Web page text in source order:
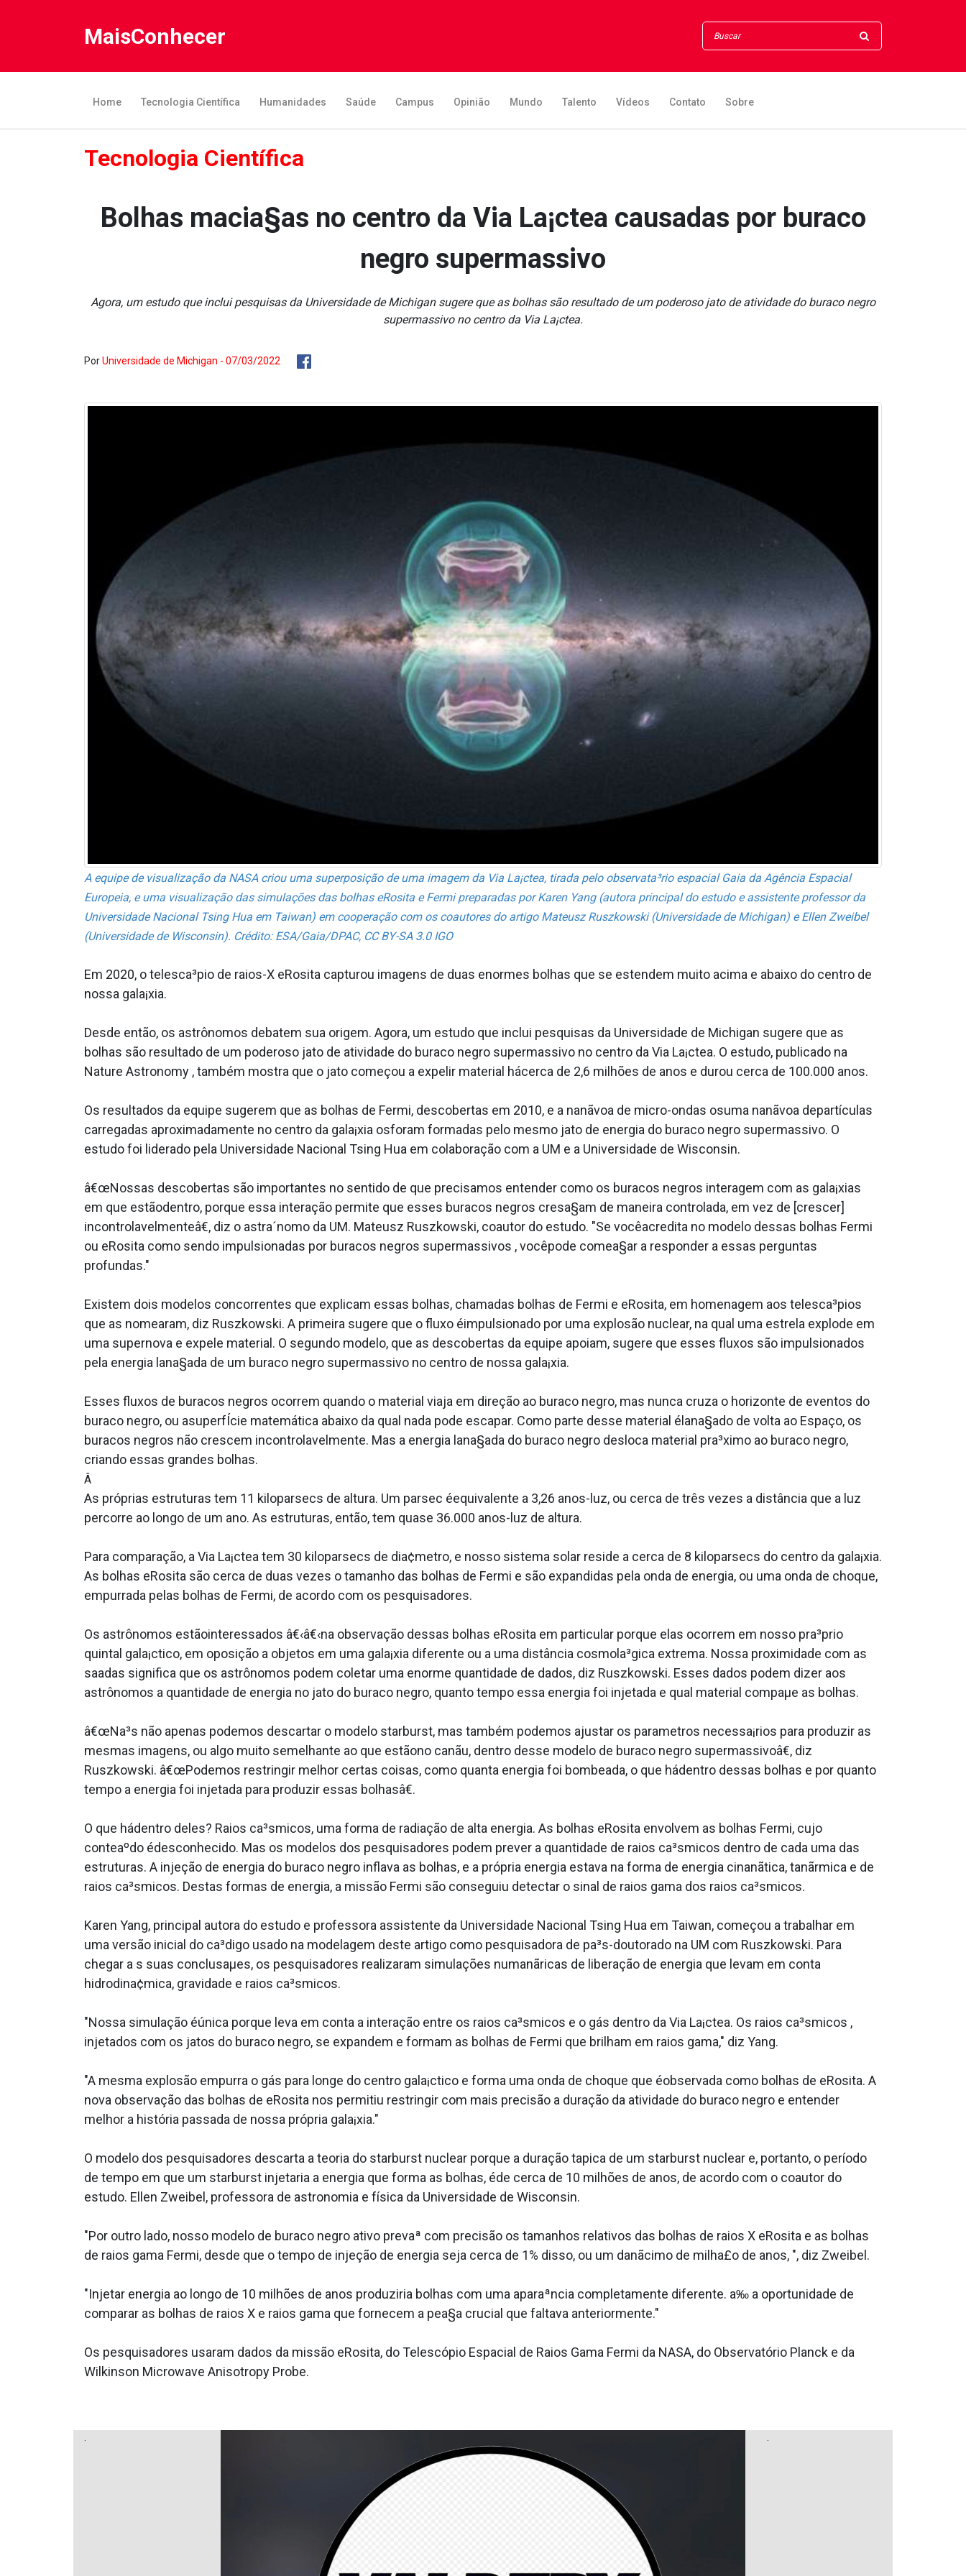
MaisConhecer
Home Tecnologia Científica Humanidades Saúde Campus Opinião Mundo Talento Vídeos Contato Sobre
Tecnologia Científica
Bolhas macia§as no centro da Via La¡ctea causadas por buraco
negro supermassivo
Agora, um estudo que inclui pesquisas da Universidade de Michigan sugere que as bolhas são resultado de um poderoso jato de atividade do buraco negro
supermassivo no centro da Via La¡ctea.
PorUniversidade de Michigan - 07/03/2022
A equipe de visualização da NASA criou uma superposição de uma imagem da Via La¡ctea, tirada pelo observata³rio espacial Gaia da Agência Espacial
Europeia, e uma visualização das simulações das bolhas eRosita e Fermi preparadas por Karen Yang (autora principal do estudo e assistente professor da
Universidade Nacional Tsing Hua em Taiwan) em cooperação com os coautores do artigo Mateusz Ruszkowski (Universidade de Michigan) e Ellen Zweibel
(Universidade de Wisconsin). Crédito: ESA/Gaia/DPAC, CC BY-SA 3.0 IGO
Em 2020, o telesca³pio de raios-X eRosita capturou imagens de duas enormes bolhas que se estendem muito acima e abaixo do centro de
nossa gala¡xia.
Desde então, os astrônomos debatem sua origem. Agora, um estudo que inclui pesquisas da Universidade de Michigan sugere que as
bolhas são resultado de um poderoso jato de atividade do buraco negro supermassivo no centro da Via La¡ctea. O estudo, publicado na
Nature Astronomy , também mostra que o jato começou a expelir material hácerca de 2,6 milhões de anos e durou cerca de 100.000 anos.
Os resultados da equipe sugerem que as bolhas de Fermi, descobertas em 2010, e a nanãvoa de micro-ondas osuma nanãvoa departículas
carregadas aproximadamente no centro da gala¡xia osforam formadas pelo mesmo jato de energia do buraco negro supermassivo. O
estudo foi liderado pela Universidade Nacional Tsing Hua em colaboração com a UM e a Universidade de Wisconsin.
â€œNossas descobertas são importantes no sentido de que precisamos entender como os buracos negros interagem com as gala¡xias
em que estãodentro, porque essa interação permite que esses buracos negros cresa§am de maneira controlada, em vez de [crescer]
incontrolavelmenteâ€, diz o astra´nomo da UM. Mateusz Ruszkowski, coautor do estudo. "Se vocêacredita no modelo dessas bolhas Fermi
ou eRosita como sendo impulsionadas por buracos negros supermassivos , vocêpode comea§ar a responder a essas perguntas
profundas."
Existem dois modelos concorrentes que explicam essas bolhas, chamadas bolhas de Fermi e eRosita, em homenagem aos telesca³pios
que as nomearam, diz Ruszkowski. A primeira sugere que o fluxo éimpulsionado por uma explosão nuclear, na qual uma estrela explode em
uma supernova e expele material. O segundo modelo, que as descobertas da equipe apoiam, sugere que esses fluxos são impulsionados
pela energia lana§ada de um buraco negro supermassivo no centro de nossa gala¡xia.
Esses fluxos de buracos negros ocorrem quando o material viaja em direção ao buraco negro, mas nunca cruza o horizonte de eventos do
buraco negro, ou asuperfÍcie matemática abaixo da qual nada pode escapar. Como parte desse material élana§ado de volta ao Espaço, os
buracos negros não crescem incontrolavelmente. Mas a energia lana§ada do buraco negro desloca material pra³ximo ao buraco negro,
criando essas grandes bolhas.
Â
As próprias estruturas tem 11 kiloparsecs de altura. Um parsec éequivalente a 3,26 anos-luz, ou cerca de três vezes a distância que a luz
percorre ao longo de um ano. As estruturas, então, tem quase 36.000 anos-luz de altura.
Para comparação, a Via La¡ctea tem 30 kiloparsecs de dia¢metro, e nosso sistema solar reside a cerca de 8 kiloparsecs do centro da gala¡xia.
As bolhas eRosita são cerca de duas vezes o tamanho das bolhas de Fermi e são expandidas pela onda de energia, ou uma onda de choque,
empurrada pelas bolhas de Fermi, de acordo com os pesquisadores.
Os astrônomos estãointeressados â€‹â€‹na observação dessas bolhas eRosita em particular porque elas ocorrem em nosso pra³prio
quintal gala¡ctico, em oposição a objetos em uma gala¡xia diferente ou a uma distância cosmola³gica extrema. Nossa proximidade com as
saa­das significa que os astrônomos podem coletar uma enorme quantidade de dados, diz Ruszkowski. Esses dados podem dizer aos
astrônomos a quantidade de energia no jato do buraco negro, quanto tempo essa energia foi injetada e qual material compaµe as bolhas.
â€œNa³s não apenas podemos descartar o modelo starburst, mas também podemos ajustar os parametros necessa¡rios para produzir as
mesmas imagens, ou algo muito semelhante ao que estãono canãu, dentro desse modelo de buraco negro supermassivoâ€, diz
Ruszkowski. â€œPodemos restringir melhor certas coisas, como quanta energia foi bombeada, o que hádentro dessas bolhas e por quanto
tempo a energia foi injetada para produzir essas bolhasâ€.
O que hádentro deles? Raios ca³smicos, uma forma de radiação de alta energia. As bolhas eRosita envolvem as bolhas Fermi, cujo
conteaºdo édesconhecido. Mas os modelos dos pesquisadores podem prever a quantidade de raios ca³smicos dentro de cada uma das
estruturas. A injeção de energia do buraco negro inflava as bolhas, e a própria energia estava na forma de energia cinanãtica, tanãrmica e de
raios ca³smicos. Destas formas de energia, a missão Fermi são conseguiu detectar o sinal de raios gama dos raios ca³smicos.
Karen Yang, principal autora do estudo e professora assistente da Universidade Nacional Tsing Hua em Taiwan, começou a trabalhar em
uma versão inicial do ca³digo usado na modelagem deste artigo como pesquisadora de pa³s-doutorado na UM com Ruszkowski. Para
chegar a s suas conclusaµes, os pesquisadores realizaram simulações numanãricas de liberação de energia que levam em conta
hidrodina¢mica, gravidade e raios ca³smicos.
"Nossa simulação éúnica porque leva em conta a interação entre os raios ca³smicos e o gás dentro da Via La¡ctea. Os raios ca³smicos ,
injetados com os jatos do buraco negro, se expandem e formam as bolhas de Fermi que brilham em raios gama," diz Yang.
"A mesma explosão empurra o gás para longe do centro gala¡ctico e forma uma onda de choque que éobservada como bolhas de eRosita. A
nova observação das bolhas de eRosita nos permitiu restringir com mais precisão a duração da atividade do buraco negro e entender
melhor a história passada de nossa própria gala¡xia."
O modelo dos pesquisadores descarta a teoria do starburst nuclear porque a duração ta­pica de um starburst nuclear e, portanto, o período
de tempo em que um starburst injetaria a energia que forma as bolhas, éde cerca de 10 milhões de anos, de acordo com o coautor do
estudo. Ellen Zweibel, professora de astronomia e física da Universidade de Wisconsin.
"Por outro lado, nosso modelo de buraco negro ativo prevaª com precisão os tamanhos relativos das bolhas de raios X eRosita e as bolhas
de raios gama Fermi, desde que o tempo de injeção de energia seja cerca de 1% disso, ou um danãcimo de milha£o de anos, ", diz Zweibel.
"Injetar energia ao longo de 10 milhões de anos produziria bolhas com uma aparaªncia completamente diferente. a‰ a oportunidade de
comparar as bolhas de raios X e raios gama que fornecem a pea§a crucial que faltava anteriormente."
Os pesquisadores usaram dados da missão eRosita, do Telescópio Espacial de Raios Gama Fermi da NASA, do Observatório Planck e da
Wilkinson Microwave Anisotropy Probe.